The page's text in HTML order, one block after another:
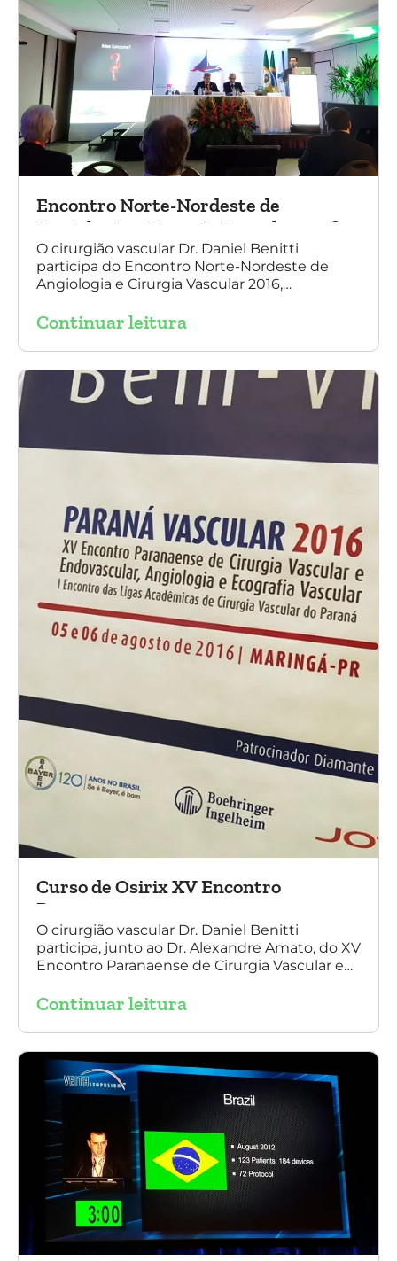
Encontro Norte-Nordeste de
Angiologia e Cirurgia Vascular 2016
O cirurgião vascular Dr. Daniel Benitti
participa do Encontro Norte-Nordeste de
Angiologia e Cirurgia Vascular 2016,
aneurisma da Aorta.
Continuar leitura
Curso de Osirix XV Encontro
Paranaense
O cirurgião vascular Dr. Daniel Benitti
participa, junto ao Dr. Alexandre Amato, do XV
Encontro Paranaense de Cirurgia Vascular e
Continuar leitura